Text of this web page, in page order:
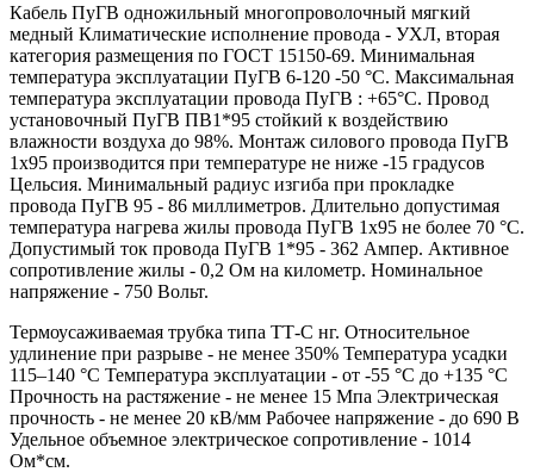
Кабель ПуГВ одножильный многопроволочный мягкий
медный Климатические исполнение провода - УХЛ, вторая
категория размещения по ГОСТ 15150-69. Минимальная
температура эксплуатации ПуГВ 6-120 -50 °С. Максимальная
температура эксплуатации провода ПуГВ : +65°С. Провод
установочный ПуГВ ПВ1*95 стойкий к воздействию
влажности воздуха до 98%. Монтаж силового провода ПуГВ
1х95 производится при температуре не ниже -15 градусов
Цельсия. Минимальный радиус изгиба при прокладке
провода ПуГВ 95 - 86 миллиметров. Длительно допустимая
температура нагрева жилы провода ПуГВ 1х95 не более 70 °С.
Допустимый ток провода ПуГВ 1*95 - 362 Ампер. Активное
сопротивление жилы - 0,2 Ом на километр. Номинальное
напряжение - 750 Вольт.
Термоусаживаемая трубка типа ТТ-С нг. Относительное
удлинение при разрыве - не менее 350% Температура усадки
115–140 °C Температура эксплуатации - от -55 °C до +135 °C
Прочность на растяжение - не менее 15 Мпа Электрическая
прочность - не менее 20 кВ/мм Рабочее напряжение - до 690 В
Удельное объемное электрическое сопротивление - 1014
Ом*см.